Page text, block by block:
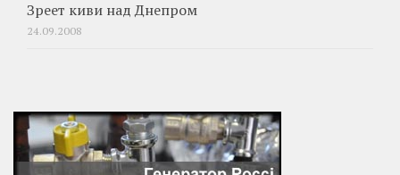
Зреет киви над Днепром
24.09.2008